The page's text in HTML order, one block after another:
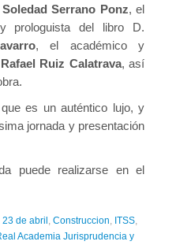
Soledad Serrano Ponz, el
prologuista del libro D.
, el académico y
Rafael Ruiz Calatrava, así
es un auténtico lujo, y
jornada y presentación
puede realizarse en el
23 de abril, Construccion, ITSS,
Academia Jurisprudencia y